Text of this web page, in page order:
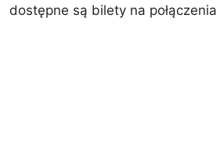
dostępne są bilety na połączenia